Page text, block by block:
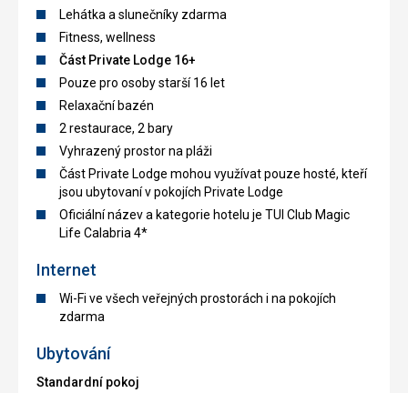
Lehátka a slunečníky zdarma
Fitness, wellness
Část Private Lodge 16+
Pouze pro osoby starší 16 let
Relaxační bazén
2 restaurace, 2 bary
Vyhrazený prostor na pláži
Část Private Lodge mohou využívat pouze hosté, kteří
jsou ubytovaní v pokojích Private Lodge
Oficiální název a kategorie hotelu je TUI Club Magic
Life Calabria 4*
Internet
Wi-Fi ve všech veřejných prostorách i na pokojích
zdarma
Ubytování
Standardní pokoj